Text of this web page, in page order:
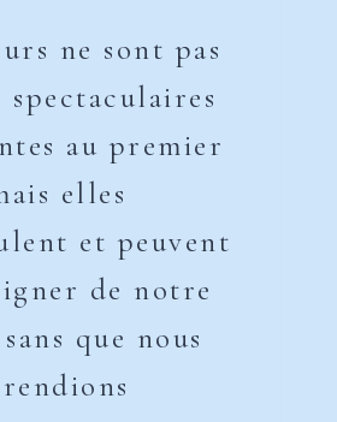
ne sont pas
au premier
elles
et peuvent
de notre
que nous